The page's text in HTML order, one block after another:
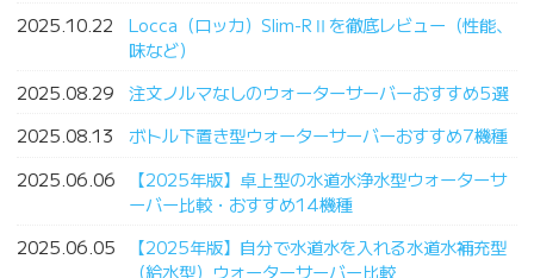
2025.10.22
Locca（ロッカ）Slim-RⅡを徹底レビュー（性能、
味など）
2025.08.29
注文ノルマなしのウォーターサーバーおすすめ5選
2025.08.13
ボトル下置き型ウォーターサーバーおすすめ7機種
2025.06.06
【2025年版】卓上型の水道水浄水型ウォーターサ
ーバー比較・おすすめ14機種
2025.06.05
【2025年版】自分で水道水を入れる水道水補充型
（給水型）ウォーターサーバー比較